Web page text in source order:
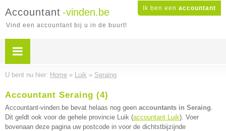
Ik ben een accountant
Accountant -vinden.be
Vind een accountant bij u in de buurt!
U bent nu hier: Home » Luik » Seraing
Accountant Seraing (4)
Accountant-vinden.be bevat helaas nog geen accountants in Seraing.
Dit geldt ook voor de gehele provincie Luik (accountant Luik). Voer
bovenaan deze pagina uw postcode in voor de dichtstbijzijnde